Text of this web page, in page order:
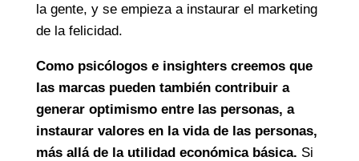
la gente, y se empieza a instaurar el marketing
de la felicidad.
Como psicólogos e insighters creemos que
las marcas pueden también contribuir a
generar optimismo entre las personas, a
instaurar valores en la vida de las personas,
más allá de la utilidad económica básica. Si